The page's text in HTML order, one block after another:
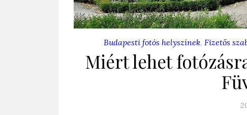
Budapesti fotós helyszínek, Fizetős
Miért lehet